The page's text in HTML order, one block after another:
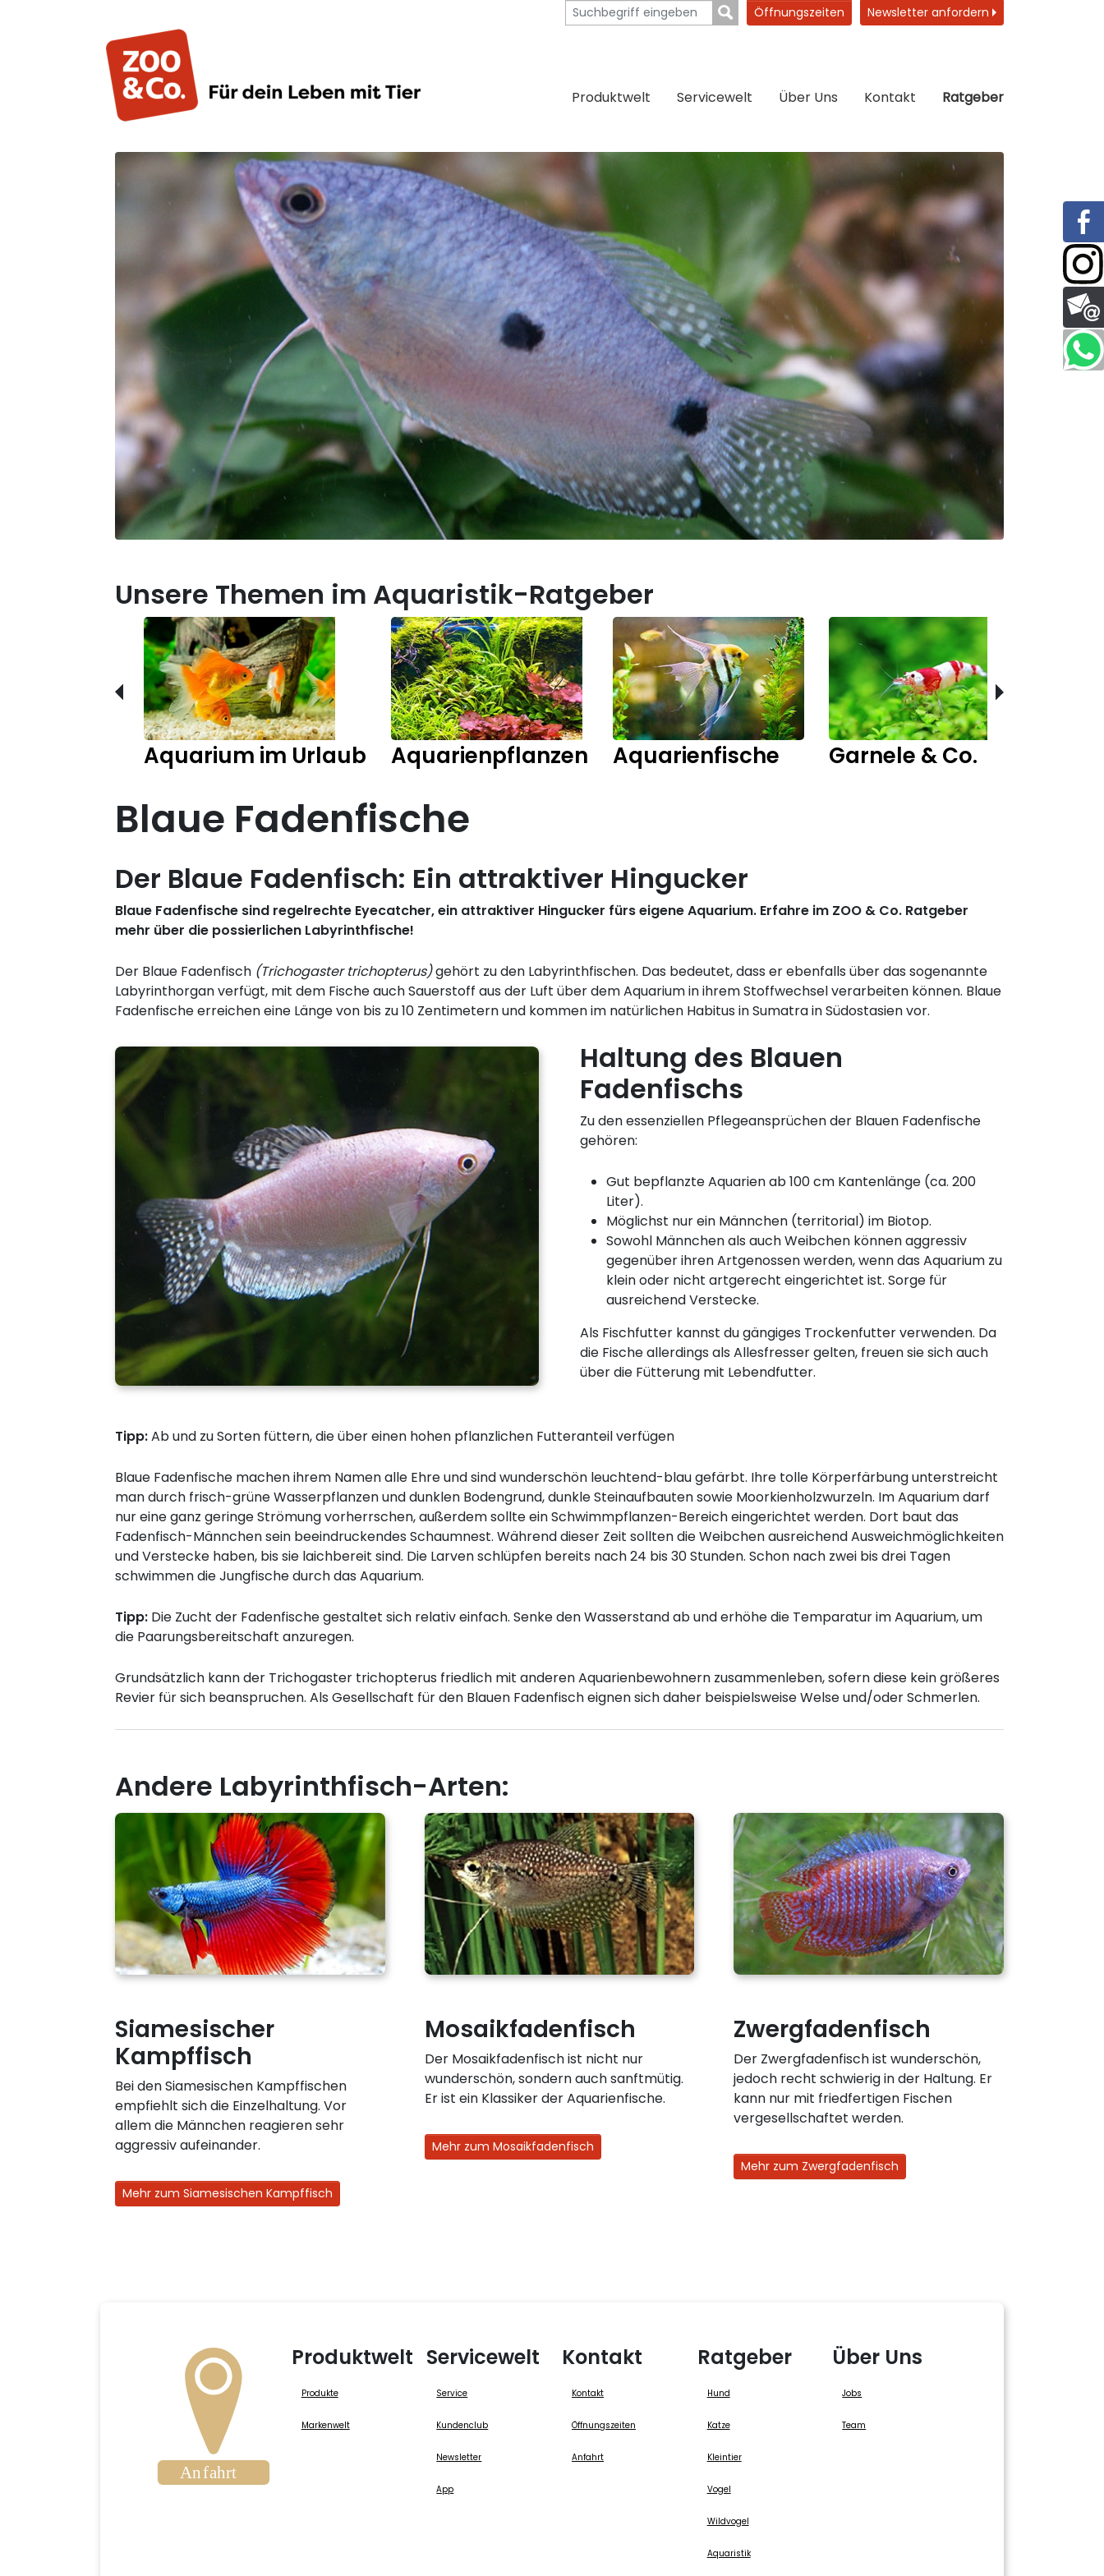
Öffnungszeiten Newsletter anfordern
Produktwelt Servicewelt Über Uns Kontakt Ratgeber
Unsere Themen im Aquaristik-Ratgeber
Aquarium im Urlaub Aquarienpflanzen Aquarienfische Garnele & Co.
Blaue Fadenfische
Der Blaue Fadenfisch: Ein attraktiver Hingucker
Blaue Fadenfische sind regelrechte Eyecatcher, ein attraktiver Hingucker fürs eigene Aquarium. Erfahre im ZOO & Co. Ratgeber
mehr über die possierlichen Labyrinthfische!
Der Blaue Fadenfisch (Trichogaster trichopterus)gehört zu den Labyrinthfischen. Das bedeutet, dass er ebenfalls über das sogenannte
Labyrinthorgan verfügt, mit dem Fische auch Sauerstoff aus der Luft über dem Aquarium in ihrem Stoffwechsel verarbeiten können. Blaue
Fadenfische erreichen eine Länge von bis zu 10 Zentimetern und kommen im natürlichen Habitus in Sumatra in Südostasien vor.
Haltung des Blauen
Fadenfischs
Zu den essenziellen Pflegeansprüchen der Blauen Fadenfische
gehören:
Gut bepflanzte Aquarien ab 100 cm Kantenlänge (ca. 200
Liter).
Möglichst nur ein Männchen (territorial) im Biotop.
Sowohl Männchen als auch Weibchen können aggressiv
gegenüber ihren Artgenossen werden, wenn das Aquarium zu
klein oder nicht artgerecht eingerichtet ist. Sorge für
ausreichend Verstecke.
Als Fischfutter kannst du gängiges Trockenfutter verwenden. Da
die Fische allerdings als Allesfresser gelten, freuen sie sich auch
über die Fütterung mit Lebendfutter.
Tipp:Ab und zu Sorten füttern, die über einen hohen pflanzlichen Futteranteil verfügen
Blaue Fadenfische machen ihrem Namen alle Ehre und sind wunderschön leuchtend-blau gefärbt. Ihre tolle Körperfärbung unterstreicht
man durch frisch-grüne Wasserpflanzen und dunklen Bodengrund, dunkle Steinaufbauten sowie Moorkienholzwurzeln. Im Aquarium darf
nur eine ganz geringe Strömung vorherrschen, außerdem sollte ein Schwimmpflanzen-Bereich eingerichtet werden. Dort baut das
Fadenfisch-Männchen sein beeindruckendes Schaumnest. Während dieser Zeit sollten die Weibchen ausreichend Ausweichmöglichkeiten
und Verstecke haben, bis sie laichbereit sind. Die Larven schlüpfen bereits nach 24 bis 30 Stunden. Schon nach zwei bis drei Tagen
schwimmen die Jungfische durch das Aquarium.
Tipp: Die Zucht der Fadenfische gestaltet sich relativ einfach. Senke den Wasserstand ab und erhöhe die Temparatur im Aquarium, um
die Paarungsbereitschaft anzuregen.
Grundsätzlich kann der Trichogaster trichopterus friedlich mit anderen Aquarienbewohnern zusammenleben, sofern diese kein größeres
Revier für sich beanspruchen. Als Gesellschaft für den Blauen Fadenfisch eignen sich daher beispielsweise Welse und/oder Schmerlen.
Andere Labyrinthfisch-Arten:
Siamesischer
Kampffisch
Bei den Siamesischen Kampffischen
empfiehlt sich die Einzelhaltung. Vor
allem die Männchen reagieren sehr
aggressiv aufeinander.
Mehr zum Siamesischen Kampffisch
Mosaikfadenfisch
Der Mosaikfadenfisch ist nicht nur
wunderschön, sondern auch sanftmütig.
Er ist ein Klassiker der Aquarienfische.
Mehr zum Mosaikfadenfisch
Zwergfadenfisch
Der Zwergfadenfisch ist wunderschön,
jedoch recht schwierig in der Haltung. Er
kann nur mit friedfertigen Fischen
vergesellschaftet werden.
Mehr zum Zwergfadenfisch
Produktwelt
Produkte
Markenwelt
Servicewelt
Service
Kundenclub
Newsletter
App
Kontakt
Kontakt
Öffnungszeiten
Anfahrt
Ratgeber
Hund
Katze
Kleintier
Vogel
Wildvogel
Aquaristik
Über Uns
Jobs
Team